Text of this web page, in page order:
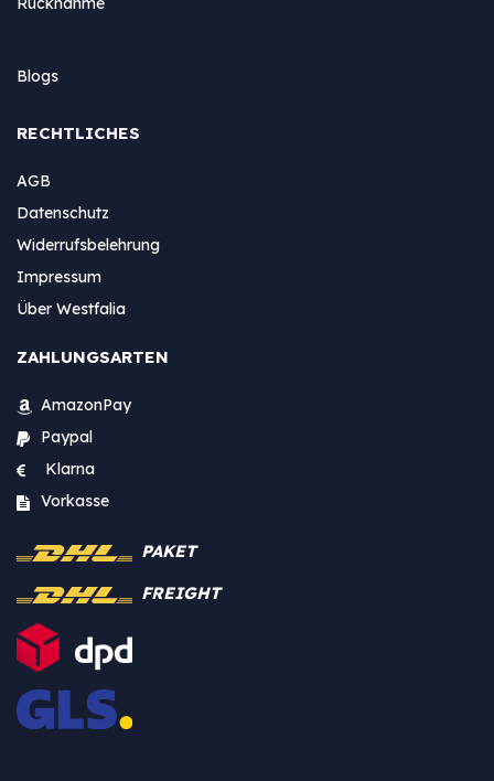
Blogs
RECHTLICHES
AGB
Datenschutz
Widerrufsbelehrung
Impressum
Über Westfalia
ZAHLUNGSARTEN
AmazonPay
Paypal
Klarna
Vorkasse
PAKET
FREIGHT